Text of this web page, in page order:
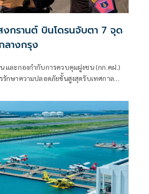
งกรานต์ บินโดรนจับตา 7 จุด
ลางกรุง
และกองกำกับการควบคุมฝูงชน (กก.คฝ.)
รักษาความปลอดภัยขั้นสูงสุดรับเทศกาล